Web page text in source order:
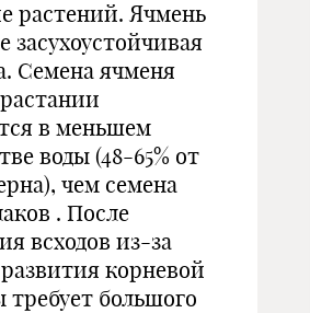
растений. Ячмень
засухоустойчивая
Семена ячменя
в меньшем
воды (48-65% от
чем семена
. После
всходов из-за
корневой
требует большого